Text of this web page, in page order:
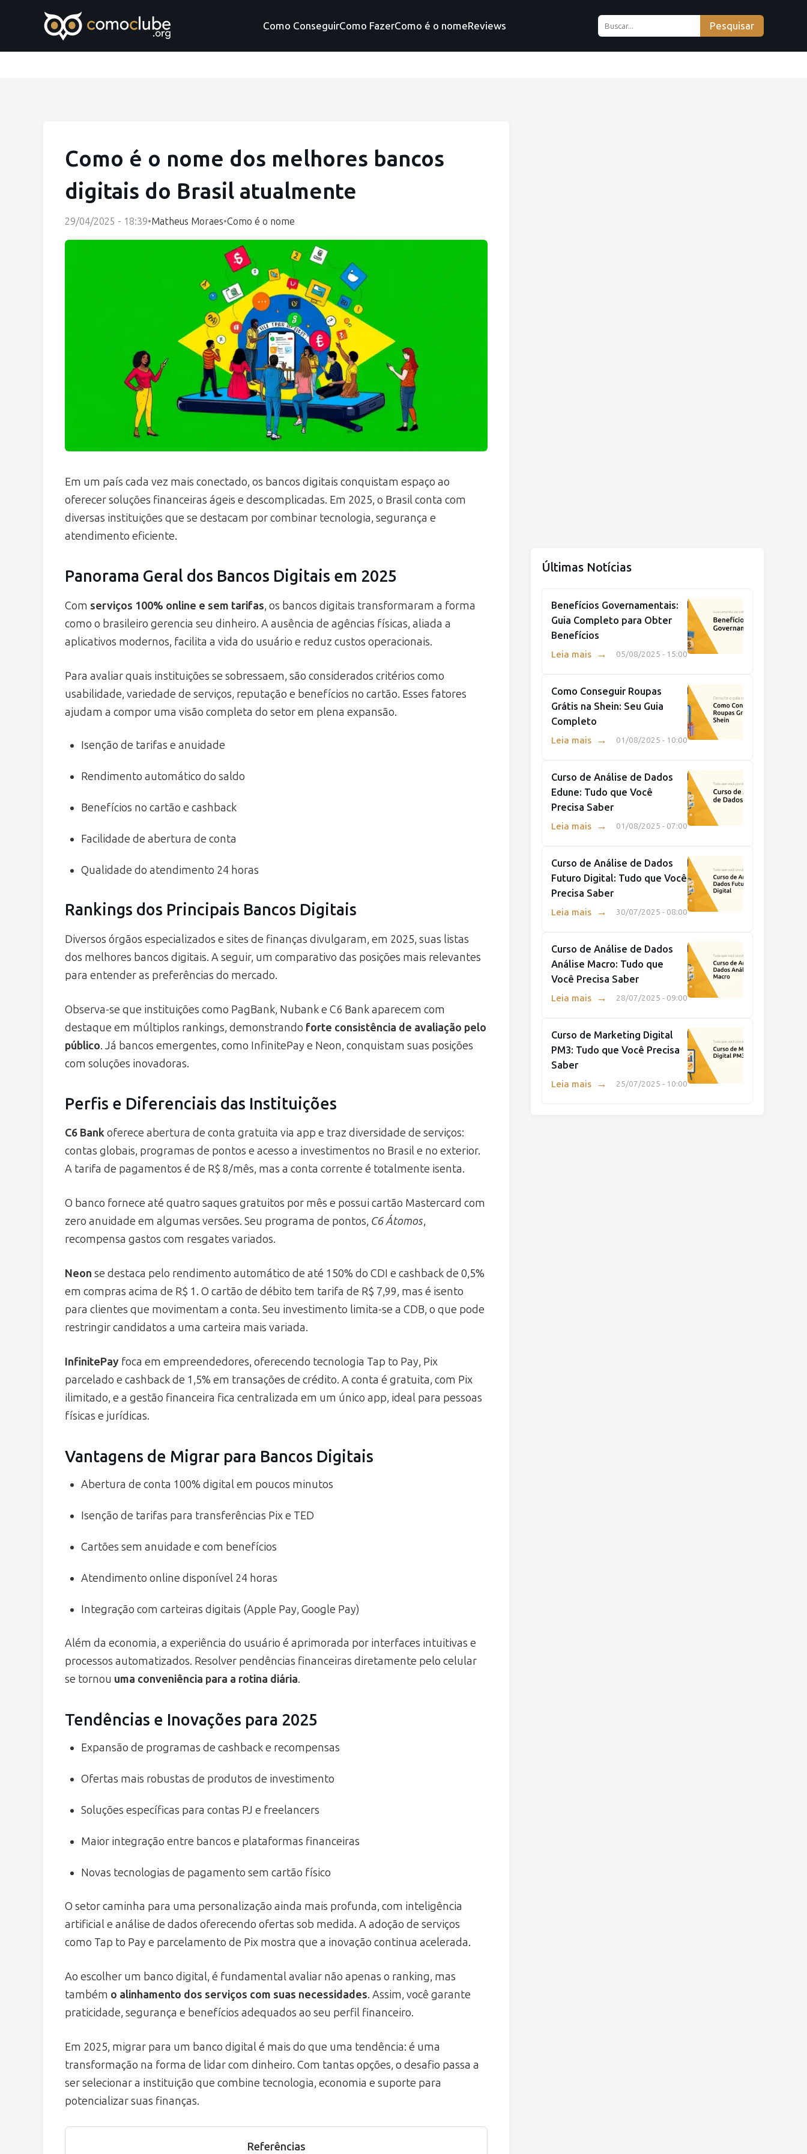
Como ConseguirComo FazerComo é o nomeReviews Pesquisar
Como é o nome dos melhores bancos
digitais do Brasil atualmente
29/04/2025 - 18:39•Matheus Moraes•Como é o nome
Em um país cada vez mais conectado, os bancos digitais conquistam espaço ao
oferecer soluções financeiras ágeis e descomplicadas. Em 2025, o Brasil conta com
diversas instituições que se destacam por combinar tecnologia, segurança e
atendimento eficiente.
Panorama Geral dos Bancos Digitais em 2025
Com serviços 100% online e sem tarifas, os bancos digitais transformaram a forma
como o brasileiro gerencia seu dinheiro. A ausência de agências físicas, aliada a
aplicativos modernos, facilita a vida do usuário e reduz custos operacionais.
Para avaliar quais instituições se sobressaem, são considerados critérios como
usabilidade, variedade de serviços, reputação e benefícios no cartão. Esses fatores
ajudam a compor uma visão completa do setor em plena expansão.
Isenção de tarifas e anuidade
Rendimento automático do saldo
Benefícios no cartão e cashback
Facilidade de abertura de conta
Qualidade do atendimento 24 horas
Rankings dos Principais Bancos Digitais
Diversos órgãos especializados e sites de finanças divulgaram, em 2025, suas listas
dos melhores bancos digitais. A seguir, um comparativo das posições mais relevantes
para entender as preferências do mercado.
Observa-se que instituições como PagBank, Nubank e C6 Bank aparecem com
destaque em múltiplos rankings, demonstrando forte consistência de avaliação pelo
público. Já bancos emergentes, como InfinitePay e Neon, conquistam suas posições
com soluções inovadoras.
Perfis e Diferenciais das Instituições
C6 Bankoferece abertura de conta gratuita via app e traz diversidade de serviços:
contas globais, programas de pontos e acesso a investimentos no Brasil e no exterior.
A tarifa de pagamentos é de R$ 8/mês, mas a conta corrente é totalmente isenta.
O banco fornece até quatro saques gratuitos por mês e possui cartão Mastercard com
zero anuidade em algumas versões. Seu programa de pontos, C6 Átomos,
recompensa gastos com resgates variados.
Neon se destaca pelo rendimento automático de até 150% do CDI e cashback de 0,5%
em compras acima de R$ 1. O cartão de débito tem tarifa de R$ 7,99, mas é isento
para clientes que movimentam a conta. Seu investimento limita-se a CDB, o que pode
restringir candidatos a uma carteira mais variada.
InfinitePay foca em empreendedores, oferecendo tecnologia Tap to Pay, Pix
parcelado e cashback de 1,5% em transações de crédito. A conta é gratuita, com Pix
ilimitado, e a gestão financeira fica centralizada em um único app, ideal para pessoas
físicas e jurídicas.
Vantagens de Migrar para Bancos Digitais
Abertura de conta 100% digital em poucos minutos
Isenção de tarifas para transferências Pix e TED
Cartões sem anuidade e com benefícios
Atendimento online disponível 24 horas
Integração com carteiras digitais (Apple Pay, Google Pay)
Além da economia, a experiência do usuário é aprimorada por interfaces intuitivas e
processos automatizados. Resolver pendências financeiras diretamente pelo celular
se tornou uma conveniência para a rotina diária.
Tendências e Inovações para 2025
Expansão de programas de cashback e recompensas
Ofertas mais robustas de produtos de investimento
Soluções específicas para contas PJ e freelancers
Maior integração entre bancos e plataformas financeiras
Novas tecnologias de pagamento sem cartão físico
O setor caminha para uma personalização ainda mais profunda, com inteligência
artificial e análise de dados oferecendo ofertas sob medida. A adoção de serviços
como Tap to Pay e parcelamento de Pix mostra que a inovação continua acelerada.
Ao escolher um banco digital, é fundamental avaliar não apenas o ranking, mas
também o alinhamento dos serviços com suas necessidades. Assim, você garante
praticidade, segurança e benefícios adequados ao seu perfil financeiro.
Em 2025, migrar para um banco digital é mais do que uma tendência: é uma
transformação na forma de lidar com dinheiro. Com tantas opções, o desafio passa a
ser selecionar a instituição que combine tecnologia, economia e suporte para
potencializar suas finanças.
Referências
Últimas Notícias
Benefícios Governamentais:
Guia Completo para Obter
Benefícios
05/08/2025 - 15:00
Leia mais →
Como Conseguir Roupas
Grátis na Shein: Seu Guia
Completo
01/08/2025 - 10:00
Leia mais →
Curso de Análise de Dados
Edune: Tudo que Você
Precisa Saber
01/08/2025 - 07:00
Leia mais →
Curso de Análise de Dados
Futuro Digital: Tudo que Você
Precisa Saber
30/07/2025 - 08:00
Leia mais →
Curso de Análise de Dados
Análise Macro: Tudo que
Você Precisa Saber
28/07/2025 - 09:00
Leia mais →
Curso de Marketing Digital
PM3: Tudo que Você Precisa
Saber
25/07/2025 - 10:00
Leia mais →